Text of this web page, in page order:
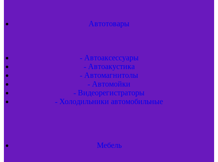
Автотовары
- Автоаксессуары
- Автоакустика
- Автомагнитолы
- Автомойки
- Видеорегистраторы
- Холодильники автомобильные
Мебель